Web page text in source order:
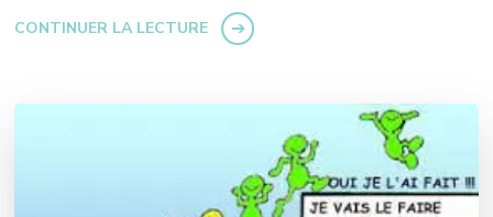
CONTINUER LA LECTURE